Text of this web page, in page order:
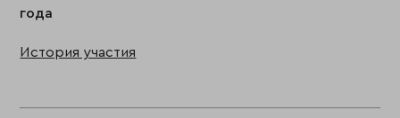
года
История участия